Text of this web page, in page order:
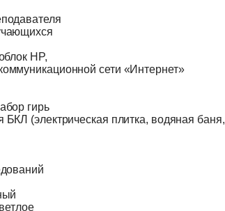
HP,
сети «Интернет»
гирь
(электрическая плитка, водяная баня,